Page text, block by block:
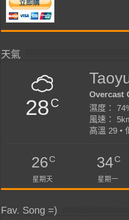
天氣
28C
Overcast
濕度：
風速：
高溫 29 •
26C
星期天
34C
星期一
Fav. Song =)